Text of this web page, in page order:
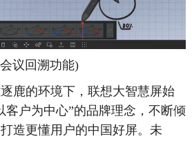
议回溯功能)
的环境下，联想大智慧屏始
客户为中心”的品牌理念，不断倾
造更懂用户的中国好屏。未